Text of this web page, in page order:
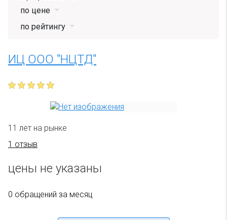
по цене
по рейтингу
ИЦ ООО "НЦТД"
11 лет на рынке
1 отзыв
цены не указаны
0 обращений за месяц